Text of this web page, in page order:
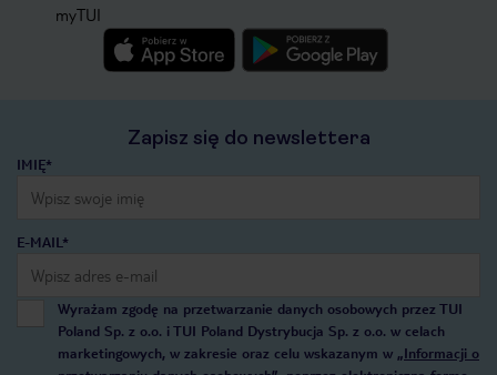
myTUI
Zapisz się do newslettera
IMIĘ*
E-MAIL*
Wyrażam zgodę na przetwarzanie danych osobowych przez TUI
Poland Sp. z o.o. i TUI Poland Dystrybucja Sp. z o.o. w celach
marketingowych, w zakresie oraz celu wskazanym w „Informacji o